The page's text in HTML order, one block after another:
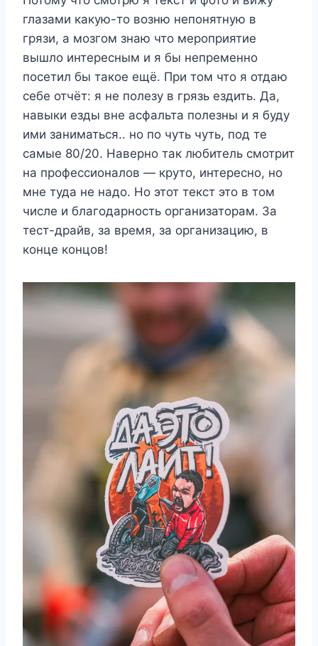
глазами какую-то возню непонятную в
грязи, а мозгом знаю что мероприятие
вышло интересным и я бы непременно
посетил бы такое ещё. При том что я отдаю
себе отчёт: я не полезу в грязь ездить. Да,
навыки езды вне асфальта полезны и я буду
ими заниматься.. но по чуть чуть, под те
самые 80/20. Наверно так любитель смотрит
на профессионалов — круто, интересно, но
мне туда не надо. Но этот текст это в том
числе и благодарность организаторам. За
тест-драйв, за время, за организацию, в
конце концов!